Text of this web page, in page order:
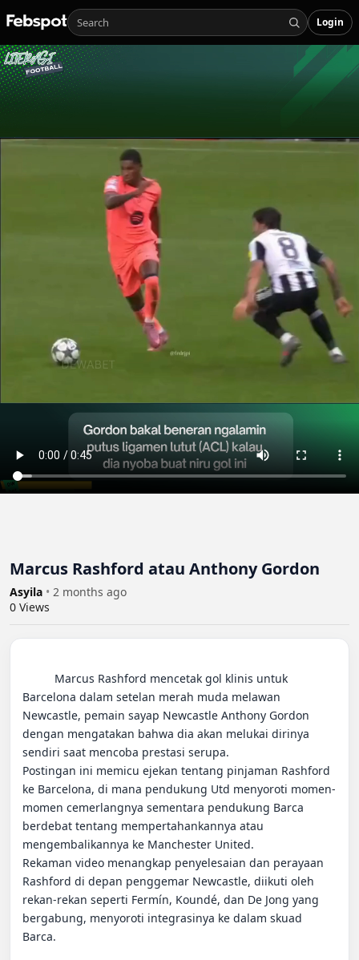
Login
Marcus Rashford atau Anthony Gordon
Asyila • 2 months ago
0 Views
Barcelona dalam setelan merah muda melawan
Newcastle, pemain sayap Newcastle Anthony Gordon
dengan mengatakan bahwa dia akan melukai dirinya
sendiri saat mencoba prestasi serupa.
Postingan ini memicu ejekan tentang pinjaman Rashford
ke Barcelona, di mana pendukung Utd menyoroti momen-
momen cemerlangnya sementara pendukung Barca
berdebat tentang mempertahankannya atau
mengembalikannya ke Manchester United.
Rekaman video menangkap penyelesaian dan perayaan
Rashford di depan penggemar Newcastle, diikuti oleh
rekan-rekan seperti Fermín, Koundé, dan De Jong yang
bergabung, menyoroti integrasinya ke dalam skuad
Barca.